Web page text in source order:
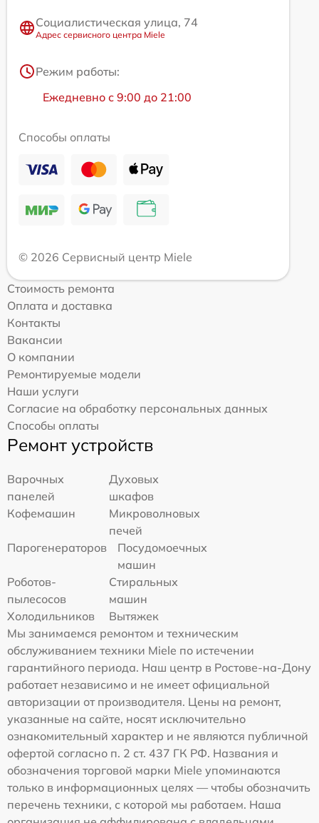
Социалистическая улица, 74
Адрес сервисного центра Miele
Режим работы:
Ежедневно с 9:00 до 21:00
Способы оплаты
© 2026 Сервисный центр Miele
Стоимость ремонта
Оплата и доставка
Контакты
Вакансии
О компании
Ремонтируемые модели
Наши услуги
Согласие на обработку персональных данных
Способы оплаты
Ремонт устройств
Варочных
панелей
Духовых
шкафов
Кофемашин
Микроволновых
печей
Парогенераторов
Посудомоечных
машин
Роботов-
пылесосов
Стиральных
машин
Холодильников
Вытяжек
Мы занимаемся ремонтом и техническим
обслуживанием техники Miele по истечении
гарантийного периода. Наш центр в Ростове-на-Дону
работает независимо и не имеет официальной
авторизации от производителя. Цены на ремонт,
указанные на сайте, носят исключительно
ознакомительный характер и не являются публичной
офертой согласно п. 2 ст. 437 ГК РФ. Названия и
обозначения торговой марки Miele упоминаются
только в информационных целях — чтобы обозначить
перечень техники, с которой мы работаем. Наша